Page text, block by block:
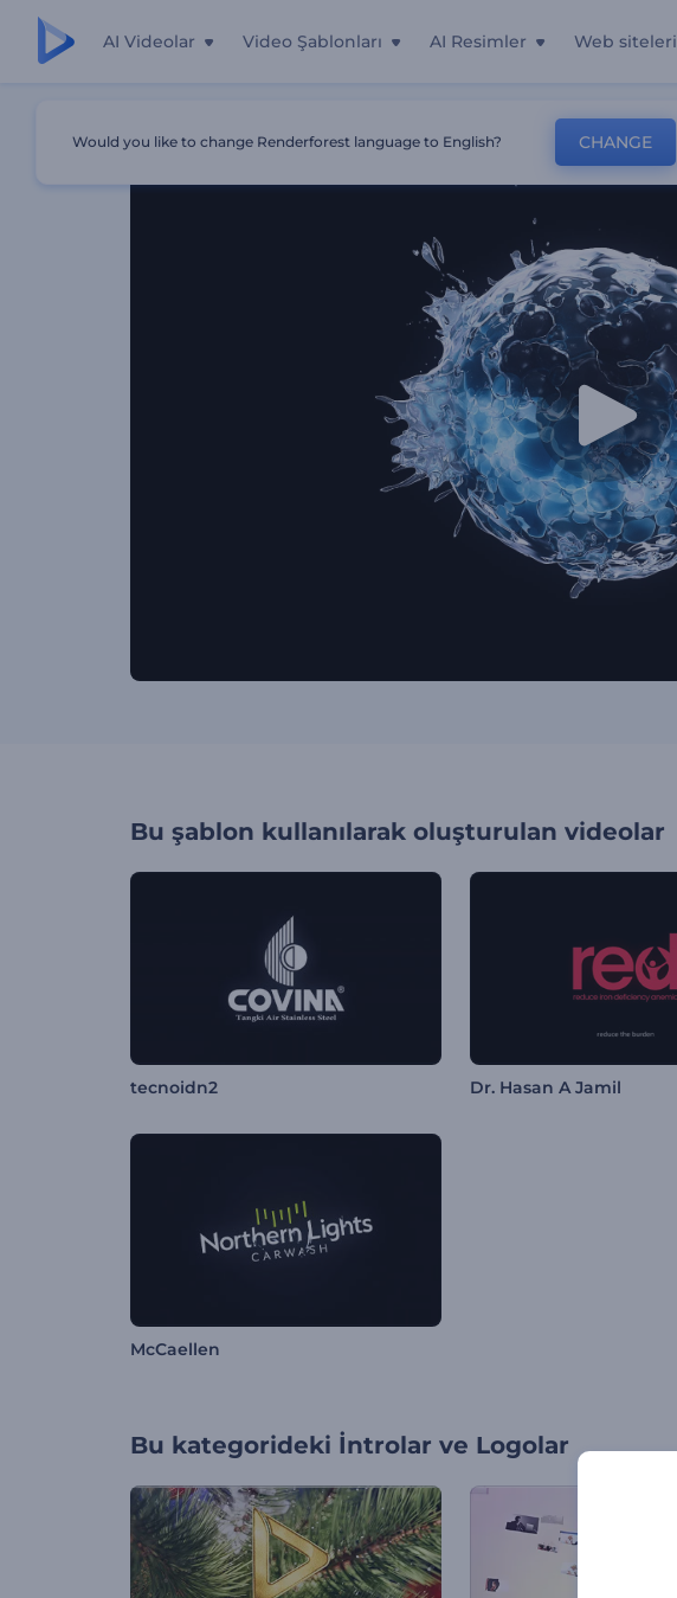
AI Videolar Video Şablonları AI Resimler Web siteleri
Bu şablon kullanılarak oluşturulan videolar
tecnoidn2 Dr. Hasan A Jamil
McCaellen
Bu kategorideki İntrolar ve Logolar
Would you like to change Renderforest language to English? CHANGE